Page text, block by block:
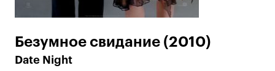
Безумное свидание (2010)
Date Night